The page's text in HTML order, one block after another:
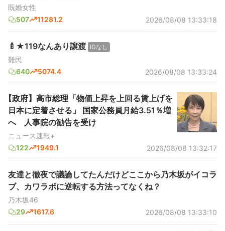
既婚女性
507
11281.2 2026/08/08 13:33:18
🍼★119なんあり譲渡 IDなし
難民
640
5074.4 2026/08/08 13:33:24
【政府】高市総理「物価上昇を上回る賃上げを
日本に定着させる」 国家公務員月給3.51％増
へ 人事院の勧告を受け
ニュース速報+
122
1949.1 2026/08/08 13:32:17
友達と徹夜で議論してたんだけどここから乃木坂がイコラ
ブ、カワラボに逆転する方法ってなくね？
乃木坂46
29
1617.6 2026/08/08 13:33:10